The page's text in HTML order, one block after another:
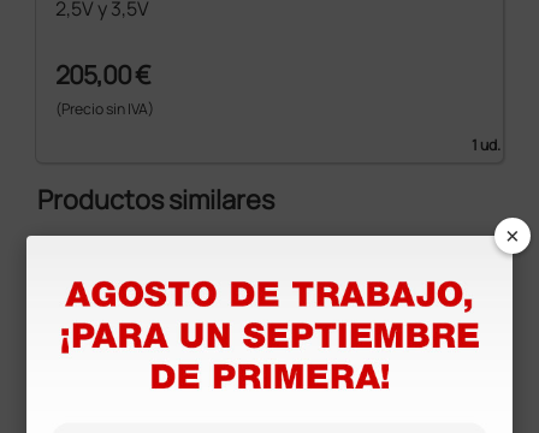
2,5V y 3,5V
205,00 €
(Precio sin IVA)
1 ud.
Productos similares
×